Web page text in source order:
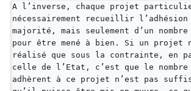
A l’inverse, chaque projet
nécessairement recueillir
majorité, mais seulement d’un
pour être mené à bien. Si un projet
réalisé que sous la contrainte, en
celle de l’Etat, c’est que le nombre
adhèrent à ce projet n’est pas